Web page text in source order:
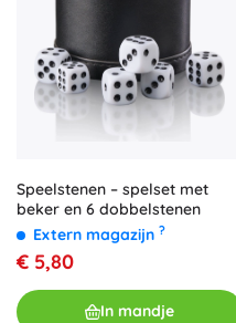
Speelstenen – spelset met
beker en 6 dobbelstenen
Extern magazijn ?
€ 5,80
In mandje